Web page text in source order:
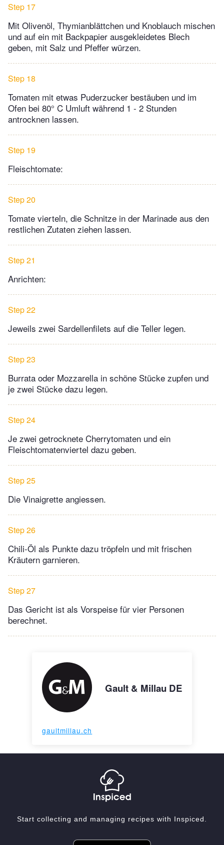
Step 17
Mit Olivenöl, Thymianblättchen und Knoblauch mischen
und auf ein mit Backpapier ausgekleidetes Blech
geben, mit Salz und Pfeffer würzen.
Step 18
Tomaten mit etwas Puderzucker bestäuben und im
Ofen bei 80° C Umluft während 1 - 2 Stunden
antrocknen lassen.
Step 19
Fleischtomate:
Step 20
Tomate vierteln, die Schnitze in der Marinade aus den
restlichen Zutaten ziehen lassen.
Step 21
Anrichten:
Step 22
Jeweils zwei Sardellenfilets auf die Teller legen.
Step 23
Burrata oder Mozzarella in schöne Stücke zupfen und
je zwei Stücke dazu legen.
Step 24
Je zwei getrocknete Cherrytomaten und ein
Fleischtomatenviertel dazu geben.
Step 25
Die Vinaigrette angiessen.
Step 26
Chili-Öl als Punkte dazu tröpfeln und mit frischen
Kräutern garnieren.
Step 27
Das Gericht ist als Vorspeise für vier Personen
berechnet.
Gault & Millau DE
gaultmillau.ch
Start collecting and managing recipes with Inspiced.